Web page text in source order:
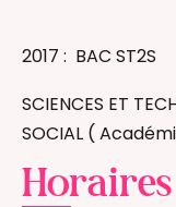
2017 : BAC ST2S
SCIENCES ET
SOCIAL (
Horaires